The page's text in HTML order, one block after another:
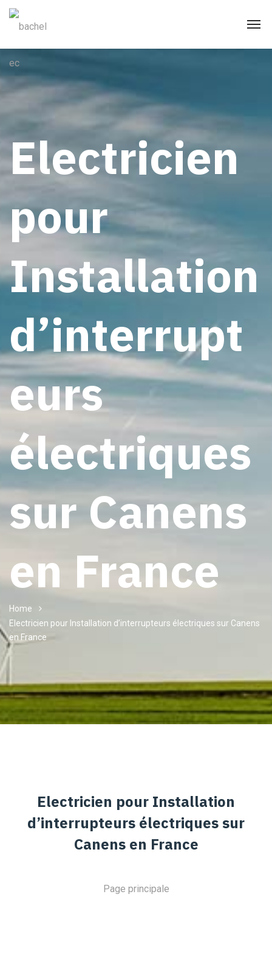
Electricien
pour
Installation
d’interrupt
eurs
électriques
sur Canens
en France
Home
Electricien pour Installation d’interrupteurs électriques sur Canens
en France
Electricien pour Installation
d’interrupteurs électriques sur
Canens en France
Page principale